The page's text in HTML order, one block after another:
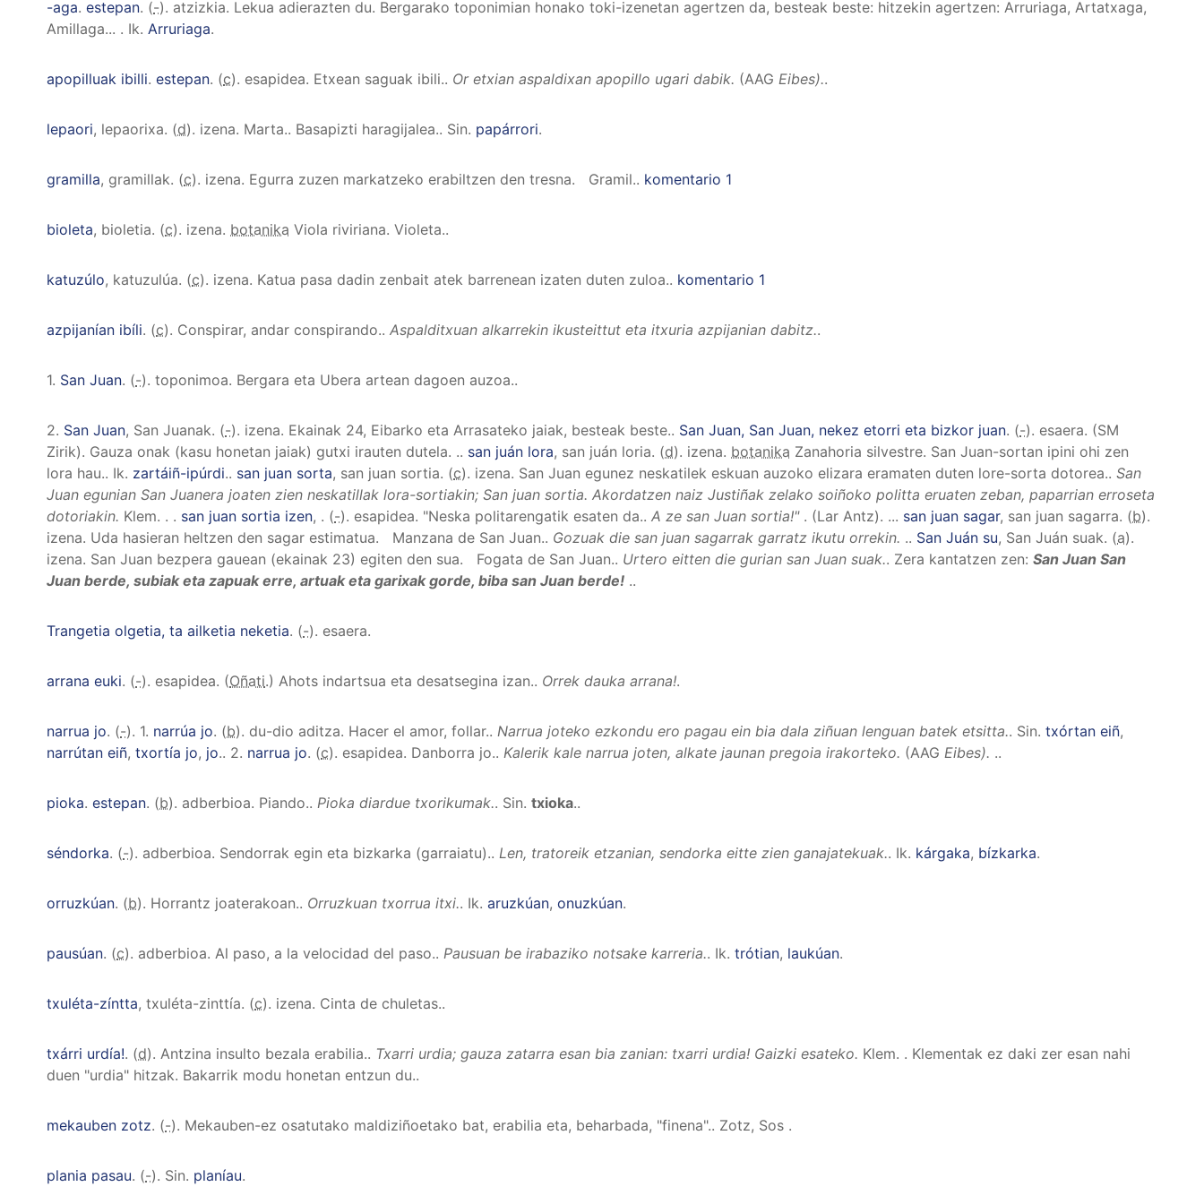
-aga. estepan. (-). atzizkia. Lekua adierazten du. Bergarako toponimian honako toki-izenetan agertzen da, besteak beste: hitzekin agertzen: Arruriaga, Artatxaga,
Amillaga... . Ik. Arruriaga.
apopilluak ibilli. estepan. (c). esapidea. Etxean saguak ibili.. Or etxian aspaldixan apopillo ugari dabik. (AAG Eibes)..
lepaori, lepaorixa. (d). izena. Marta.. Basapizti haragijalea.. Sin. papárrori.
gramilla, gramillak. (c). izena. Egurra zuzen markatzeko erabiltzen den tresna. Gramil.. komentario 1
bioleta, bioletia. (c). izena. botanika Viola riviriana. Violeta..
katuzúlo, katuzulúa. (c). izena. Katua pasa dadin zenbait atek barrenean izaten duten zuloa.. komentario 1
azpijanían ibíli. (c). Conspirar, andar conspirando.. Aspalditxuan alkarrekin ikusteittut eta itxuria azpijanian dabitz..
1. San Juan. (-). toponimoa. Bergara eta Ubera artean dagoen auzoa..
2. San Juan, San Juanak. (-). izena. Ekainak 24, Eibarko eta Arrasateko jaiak, besteak beste.. San Juan, San Juan, nekez etorri eta bizkor juan. (-). esaera. (SM
Zirik). Gauza onak (kasu honetan jaiak) gutxi irauten dutela. .. san juán lora, san juán loria. (d). izena. botanika Zanahoria silvestre. San Juan-sortan ipini ohi zen
lora hau.. Ik. zartáiñ-ipúrdi.. san juan sorta, san juan sortia. (c). izena. San Juan egunez neskatilek eskuan auzoko elizara eramaten duten lore-sorta dotorea.. San
Juan egunian San Juanera joaten zien neskatillak lora-sortiakin; San juan sortia. Akordatzen naiz Justiñak zelako soiñoko politta eruaten zeban, paparrian erroseta
dotoriakin. Klem. . . san juan sortia izen, . (-). esapidea. "Neska politarengatik esaten da.. A ze san Juan sortia!" . (Lar Antz). ... san juan sagar, san juan sagarra. (b).
izena. Uda hasieran heltzen den sagar estimatua. Manzana de San Juan.. Gozuak die san juan sagarrak garratz ikutu orrekin. .. San Juán su, San Juán suak. (a).
izena. San Juan bezpera gauean (ekainak 23) egiten den sua. Fogata de San Juan.. Urtero eitten die gurian san Juan suak.. Zera kantatzen zen: San Juan San
Juan berde, subiak eta zapuak erre, artuak eta garixak gorde, biba san Juan berde! ..
Trangetia olgetia, ta ailketia neketia. (-). esaera.
arrana euki. (-). esapidea. (Oñati.) Ahots indartsua eta desatsegina izan.. Orrek dauka arrana!.
narrua jo. (-). 1. narrúa jo. (b). du-dio aditza. Hacer el amor, follar.. Narrua joteko ezkondu ero pagau ein bia dala ziñuan lenguan batek etsitta.. Sin. txórtan eiñ,
narrútan eiñ, txortía jo, jo.. 2. narrua jo. (c). esapidea. Danborra jo.. Kalerik kale narrua joten, alkate jaunan pregoia irakorteko. (AAG Eibes). ..
pioka. estepan. (b). adberbioa. Piando.. Pioka diardue txorikumak.. Sin. txioka..
séndorka. (-). adberbioa. Sendorrak egin eta bizkarka (garraiatu).. Len, tratoreik etzanian, sendorka eitte zien ganajatekuak.. Ik. kárgaka, bízkarka.
orruzkúan. (b). Horrantz joaterakoan.. Orruzkuan txorrua itxi.. Ik. aruzkúan, onuzkúan.
pausúan. (c). adberbioa. Al paso, a la velocidad del paso.. Pausuan be irabaziko notsake karreria.. Ik. trótian, laukúan.
txuléta-zíntta, txuléta-zinttía. (c). izena. Cinta de chuletas..
txárri urdía!. (d). Antzina insulto bezala erabilia.. Txarri urdia; gauza zatarra esan bia zanian: txarri urdia! Gaizki esateko. Klem. . Klementak ez daki zer esan nahi
duen "urdia" hitzak. Bakarrik modu honetan entzun du..
mekauben zotz. (-). Mekauben-ez osatutako maldiziñoetako bat, erabilia eta, beharbada, "finena".. Zotz, Sos .
plania pasau. (-). Sin. planíau.